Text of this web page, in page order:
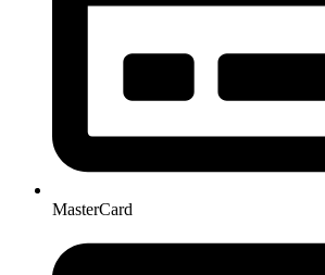
MasterCard